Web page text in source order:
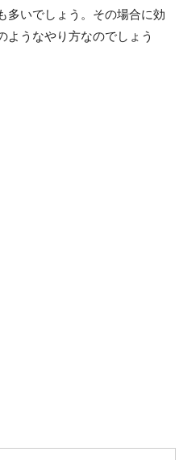
多いでしょう。その場合に効
ようなやり方なのでしょう